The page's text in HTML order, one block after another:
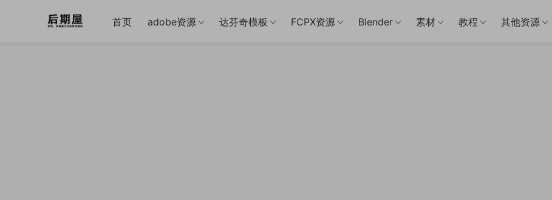
首页 adobe资源 达芬奇模板 FCPX资源 Blender 素材 教程 其他资源